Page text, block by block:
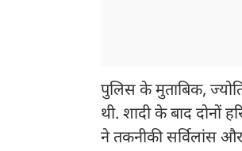
पुलिस के मुताबिक,
थी. शादी के बाद दोनों
ने तकनीकी सर्विलांस